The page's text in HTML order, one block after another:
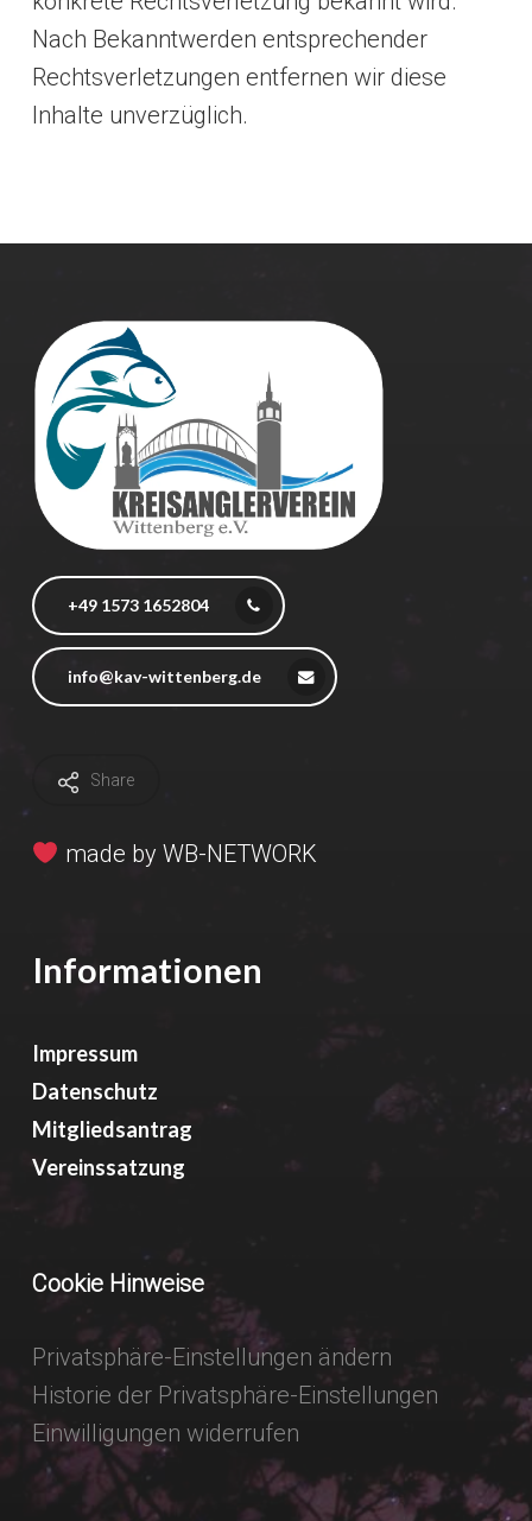
Nach Bekanntwerden entsprechender
Rechtsverletzungen entfernen wir diese
Inhalte unverzüglich.
+49 1573 1652804
info@kav-wittenberg.de
Share
made by WB-NETWORK
Informationen
Impressum
Datenschutz
Mitgliedsantrag
Vereinssatzung
Cookie Hinweise
Privatsphäre-Einstellungen ändern
Historie der Privatsphäre-Einstellungen
Einwilligungen widerrufen